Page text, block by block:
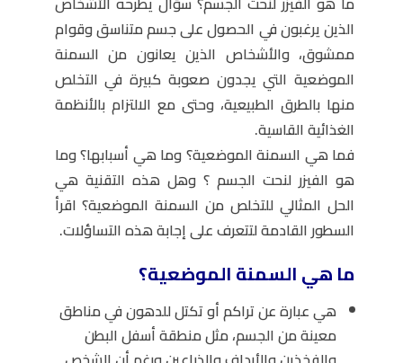
الذين يرغبون في الحصول على جسم متناسق وقوام
ممشوق، والأشخاص الذين يعانون من السمنة
الموضعية التي يجدون صعوبة كبيرة في التخلص
منها بالطرق الطبيعية، وحتى مع الالتزام بالأنظمة
الغذائية القاسية.
فما هي السمنة الموضعية؟ وما هي أسبابها؟ وما
هو الفيزر لنحت الجسم ؟ وهل هذه التقنية هي
الحل المثالي للتخلص من السمنة الموضعية؟ اقرأ
السطور القادمة لتتعرف على إجابة هذه التساؤلات.
ما هي السمنة الموضعية؟
هي عبارة عن تراكم أو تكتل للدهون في مناطق
معينة من الجسم، مثل منطقة أسفل البطن